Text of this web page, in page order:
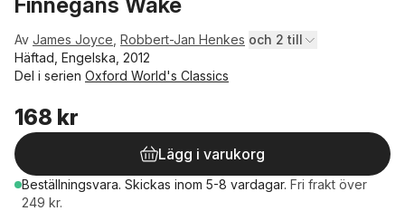
Av James Joyce Robbert-Jan Henkes och 2 till
Häftad, Engelska, 2012
Del i serien Oxford World's Classics
168 kr
Lägg i varukorg
Beställningsvara. Skickas inom 5-8 vardagar. Fri frakt över
249 kr.